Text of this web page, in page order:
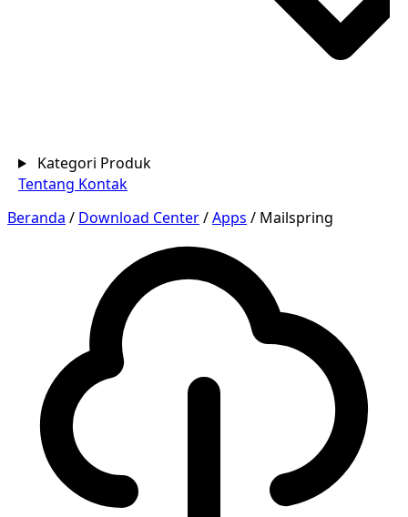
Kategori Produk
Tentang Kontak
Beranda / Download Center/Apps / Mailspring